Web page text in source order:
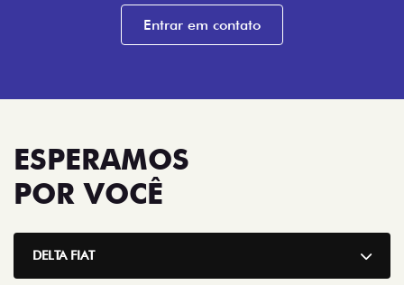
Entrar em contato
ESPERAMOS
POR VOCÊ
DELTA FIAT